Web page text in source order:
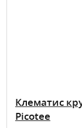
Клематис
Picotee